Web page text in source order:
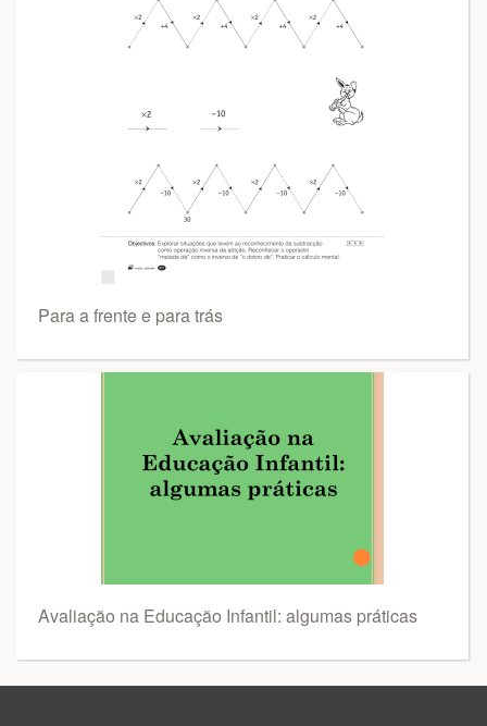
Para a frente e para trás
Avaliação na Educação Infantil: algumas práticas